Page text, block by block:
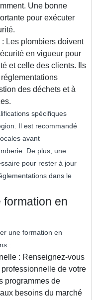
Une bonne
pour exécuter
Les plombiers doivent
en vigueur pour
et celle des clients. Ils
des déchets et à
spécifiques
Il est recommandé
avant
De plus, une
pour rester à jour
dans le
en
une formation en
:
: Renseignez-vous
de votre
programmes de
besoins du marché